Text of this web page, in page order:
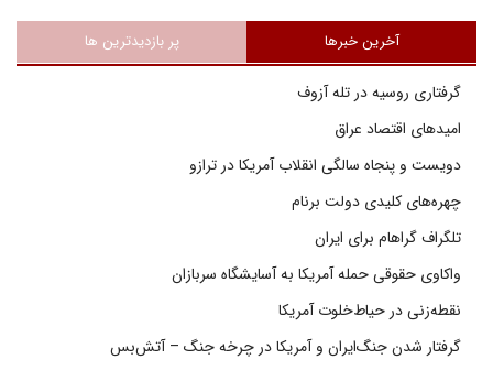
آخرین خبرها پر بازدیدترین ها
گرفتاری روسیه در تله آزوف
امیدهای اقتصاد عراق
دویست و پنجاه سالگی انقلاب آمریکا در ترازو
چهره‌های کلیدی دولت برنام
تلگراف گراهام برای ایران
واکاوی حقوقی حمله آمریکا به آسایشگاه سربازان
نقطه‌زنی در حیاط‌خلوت آمریکا
گرفتار شدن جنگ‌ایران و آمریکا در چرخه جنگ – آتش‌بس